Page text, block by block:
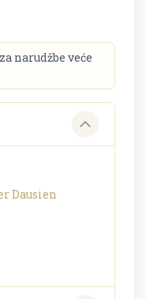
narudžbe veće
Dausien